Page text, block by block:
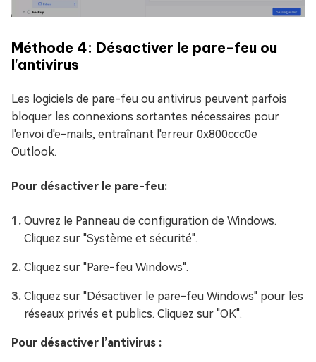
Méthode 4: Désactiver le pare-feu ou
l'antivirus
Les logiciels de pare-feu ou antivirus peuvent parfois
bloquer les connexions sortantes nécessaires pour
l'envoi d'e-mails, entraînant l'erreur 0x800ccc0e
Outlook.
Pour désactiver le pare-feu:
Ouvrez le Panneau de configuration de Windows.
Cliquez sur "Système et sécurité".
Cliquez sur "Pare-feu Windows".
Cliquez sur "Désactiver le pare-feu Windows" pour les
réseaux privés et publics. Cliquez sur "OK".
Pour désactiver l’antivirus :